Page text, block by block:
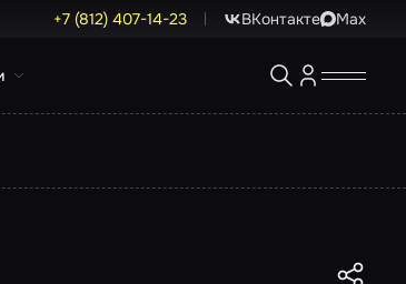
+7 (812) 407-14-23 ВКонтакте Max